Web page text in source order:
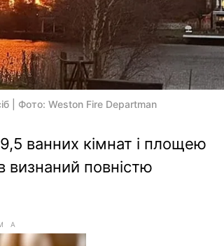
| Фото: Weston Fire Departman
ванних кімнат і площею
визнаний повністю